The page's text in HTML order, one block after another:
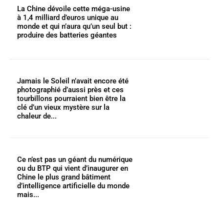
La Chine dévoile cette méga-usine
à 1,4 milliard d’euros unique au
monde et qui n’aura qu’un seul but :
produire des batteries géantes
Jamais le Soleil n’avait encore été
photographié d’aussi près et ces
tourbillons pourraient bien être la
clé d’un vieux mystère sur la
chaleur de...
Ce n’est pas un géant du numérique
ou du BTP qui vient d’inaugurer en
Chine le plus grand bâtiment
d’intelligence artificielle du monde
mais...